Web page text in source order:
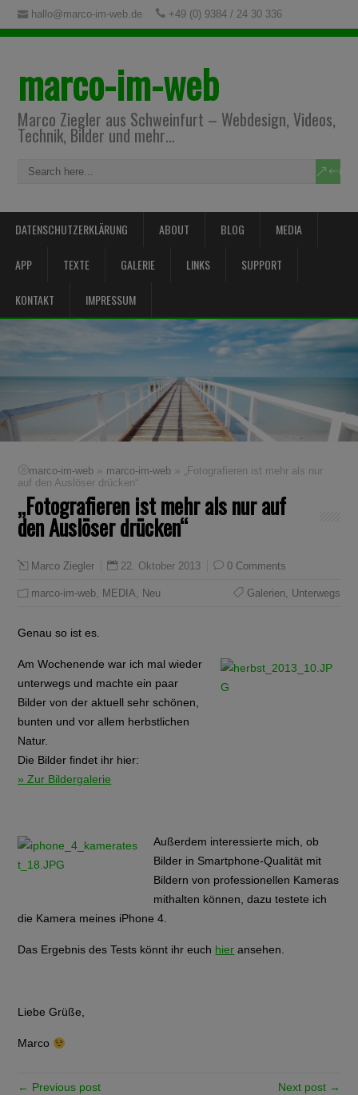
hallo@marco-im-web.de +49 (0) 9384 / 24 30 336
marco-im-web
Marco Ziegler aus Schweinfurt – Webdesign, Videos,
Technik, Bilder und mehr…
DATENSCHUTZERKLÄRUNG ABOUT BLOG MEDIA
APP TEXTE GALERIE LINKS SUPPORT
KONTAKT IMPRESSUM
marco-im-web » marco-im-web » „Fotografieren ist mehr als nur
auf den Auslöser drücken“
„Fotografieren ist mehr als nur auf
den Auslöser drücken“
Marco Ziegler 22. Oktober 2013 0 Comments
marco-im-web, MEDIA, Neu Galerien, Unterwegs
Genau so ist es.
Am Wochenende war ich mal wieder
unterwegs und machte ein paar
Bilder von der aktuell sehr schönen,
bunten und vor allem herbstlichen
Natur.
Die Bilder findet ihr hier:
» Zur Bildergalerie
Außerdem interessierte mich, ob
Bilder in Smartphone-Qualität mit
Bildern von professionellen Kameras
mithalten können, dazu testete ich
die Kamera meines iPhone 4.
Das Ergebnis des Tests könnt ihr euch hier ansehen.
Liebe Grüße,
Marco
← Previous post Next post →